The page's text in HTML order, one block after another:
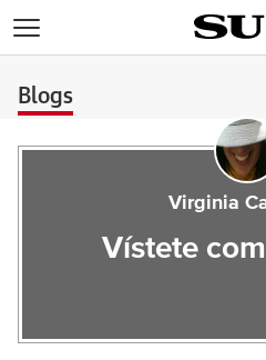
Blogs
Virginia
Vístete